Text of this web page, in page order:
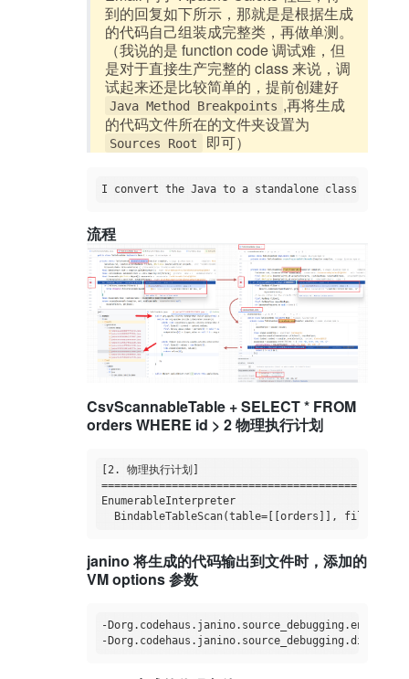
到的回复如下所示，那就是是根据生成
的代码自己组装成完整类，再做单测。
（我说的是 function code 调试难，但
是对于直接生产完整的 class 来说，调
试起来还是比较简单的，提前创建好
Java Method Breakpoints ,再将生成
的代码文件所在的文件夹设置为
Sources Root 即可）
I convert the Java to a standalone class with a
流程
CsvScannableTable + SELECT * FROM
orders WHERE id > 2 物理执行计划
[2. 物理执行计划]
========================================
EnumerableInterpreter
BindableTableScan(table=[[orders]],
janino 将生成的代码输出到文件时，添加的
VM options 参数
-Dorg.codehaus.janino.source_debugging.enable=